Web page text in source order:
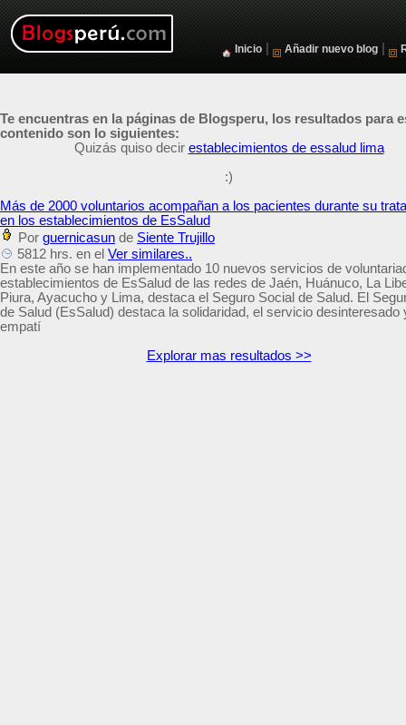
Inicio Añadir nuevo blog
Te encuentras en la páginas de Blogsperu, los resultados para
contenido son lo siguientes:
Quizás quiso decir establecimientos de essalud lima
:)
Más de 2000 voluntarios acompañan a los pacientes durante su
en los establecimientos de EsSalud
Por guernicasun de Siente Trujillo
5812 hrs. en el Ver similares..
En este año se han implementado 10 nuevos servicios de
establecimientos de EsSalud de las redes de Jaén, Huánuco, La
Piura, Ayacucho y Lima, destaca el Seguro Social de Salud. El
de Salud (EsSalud) destaca la solidaridad, el servicio desinteresado
empatí
Explorar mas resultados >>